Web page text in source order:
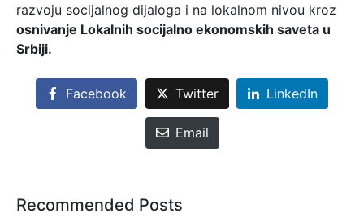
razvoju socijalnog dijaloga i na lokalnom nivou kroz
osnivanje Lokalnih socijalno ekonomskih saveta u
Srbiji.
Facebook Twitter LinkedIn
Email
Recommended Posts